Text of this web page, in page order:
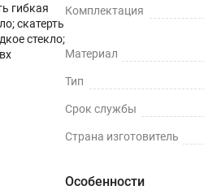
а также для
нескользкости,
гибкая
скатерть
стекло;
Комплектация
Материал
Тип
Срок службы
Страна изготовитель
Особенности